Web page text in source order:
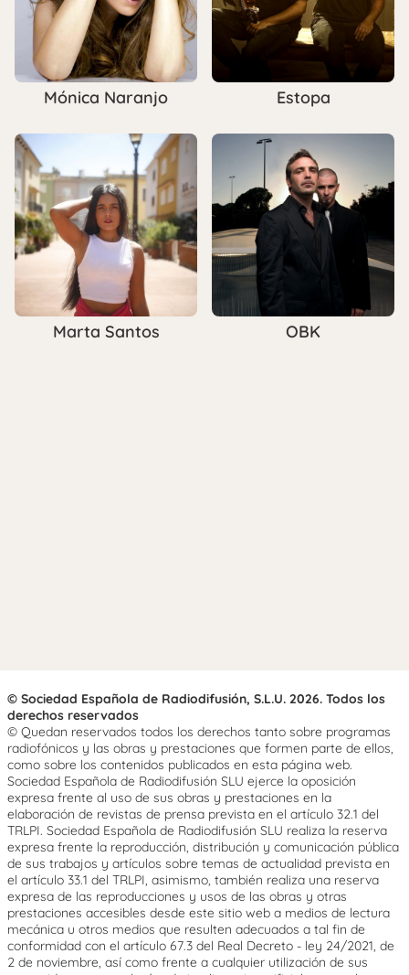
Mónica Naranjo Estopa
Marta Santos OBK
© Sociedad Española de Radiodifusión, S.L.U. 2026. Todos los
derechos reservados
© Quedan reservados todos los derechos tanto sobre programas
radiofónicos y las obras y prestaciones que formen parte de ellos,
como sobre los contenidos publicados en esta página web.
Sociedad Española de Radiodifusión SLU ejerce la oposición
expresa frente al uso de sus obras y prestaciones en la
elaboración de revistas de prensa prevista en el artículo 32.1 del
TRLPI. Sociedad Española de Radiodifusión SLU realiza la reserva
expresa frente la reproducción, distribución y comunicación pública
de sus trabajos y artículos sobre temas de actualidad prevista en
el artículo 33.1 del TRLPI, asimismo, también realiza una reserva
expresa de las reproducciones y usos de las obras y otras
prestaciones accesibles desde este sitio web a medios de lectura
mecánica u otros medios que resulten adecuados a tal fin de
conformidad con el artículo 67.3 del Real Decreto - ley 24/2021, de
2 de noviembre, así como frente a cualquier utilización de sus